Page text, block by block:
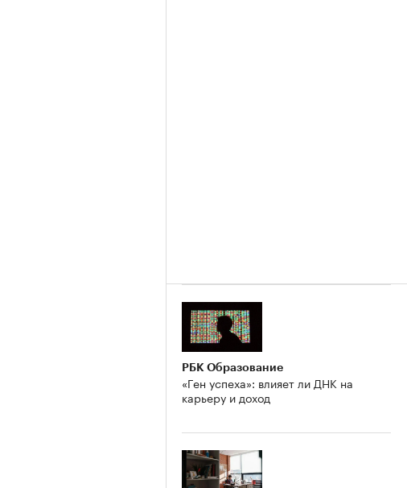
РБК Образование
«Ген успеха»: влияет ли ДНК на
карьеру и доход